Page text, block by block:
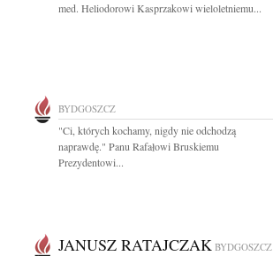
med. Heliodorowi Kasprzakowi wieloletniemu...
BYDGOSZCZ
"Ci, których kochamy, nigdy nie odchodzą
naprawdę." Panu Rafałowi Bruskiemu
Prezydentowi...
JANUSZ RATAJCZAK BYDGOSZCZ